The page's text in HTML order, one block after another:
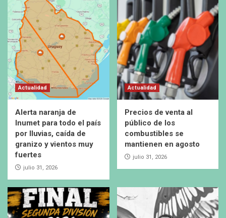
Actualidad
Alerta naranja de
Inumet para todo el país
por lluvias, caída de
granizo y vientos muy
fuertes
julio 31, 2026
Actualidad
Precios de venta al
público de los
combustibles se
mantienen en agosto
julio 31, 2026